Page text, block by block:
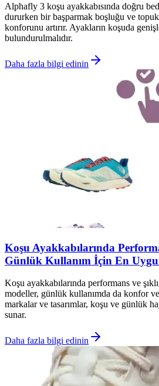
Alphafly 3 koşu ayakkabısında doğru
dururken bir başparmak boşluğu ve
konforunu artırır. Ayakların koşuda
bulundurulmalıdır.
Daha fazla bilgi edinin
Koşu Ayakkabılarında
Günlük Kullanım İçin En
Koşu ayakkabılarında performans ve
modeller, günlük kullanımda da konfor
markalar ve tasarımlar, koşu ve günlük
sunar.
Daha fazla bilgi edinin